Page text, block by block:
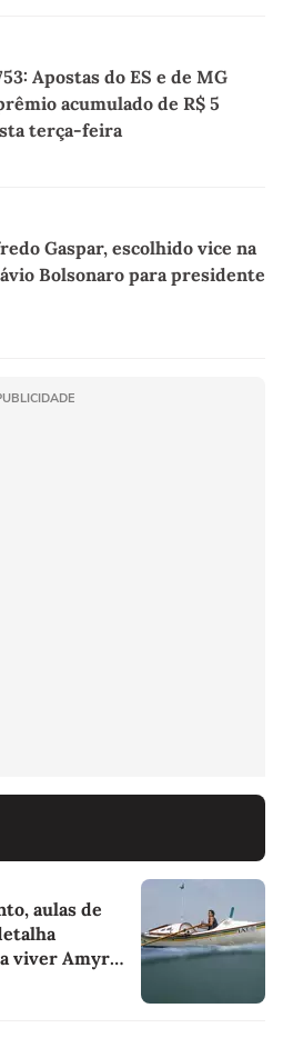
Apostas do ES e de MG
acumulado de R$ 5
terça-feira
Gaspar, escolhido vice na
Bolsonaro para presidente
aulas de
viver Amyr